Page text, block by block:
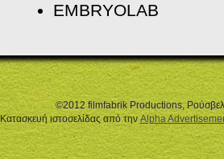
EMBRYOLAB
©2012 filmfabrik Productions,
Κατασκευή ιστοσελίδας από τηνAlpha